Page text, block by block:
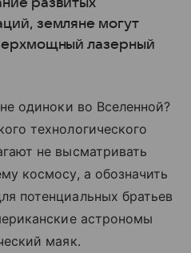
земляне могут
лазерный
одиноки во Вселенной?
технологического
не высматривать
космосу, а обозначить
потенциальных братьев
астрономы
маяк.